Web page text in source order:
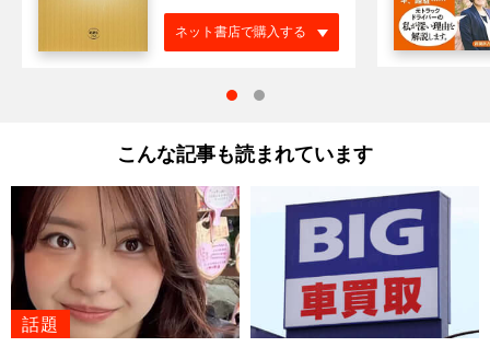
ネット書店で購入する
こんな記事も読まれています
話題